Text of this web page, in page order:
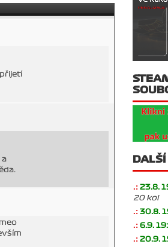
a
DALŠÍ
.: 23.8.
20 kol
.: 30.8.
.: 6.9.
.: 20.9.